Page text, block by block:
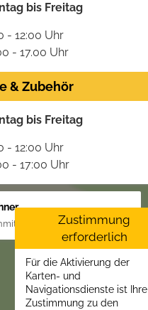
bis Freitag
- 12:00 Uhr
- 17.00 Uhr
& Zubehör
bis Freitag
- 12:00 Uhr
- 17:00 Uhr
4, 86453 Dasing/Lindl
Zustimmung
erforderlich
Für die Aktivierung der
Karten- und
Navigationsdienste ist Ihre
Zustimmung zu den